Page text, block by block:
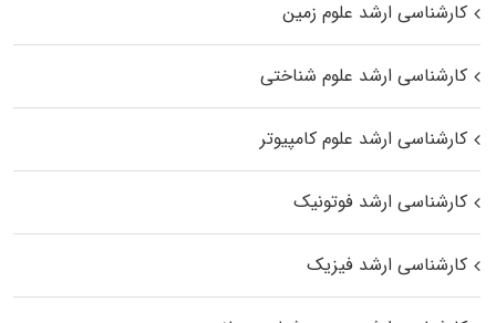
کارشناسی ارشد علوم زمین
کارشناسی ارشد علوم شناختی
کارشناسی ارشد علوم کامپیوتر
کارشناسی ارشد فوتونیک
کارشناسی ارشد فیزیک